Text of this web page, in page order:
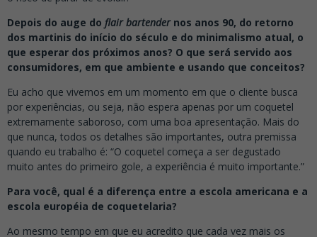
Depois do auge do flair bartendernos anos 90, do retorno
dos martinis do início do século e do minimalismo atual, o
que esperar dos próximos anos? O que será servido aos
consumidores, em que ambiente e usando que conceitos?
Eu acho que vivemos em um momento em que o cliente busca
por experiências, ou seja, não espera apenas por um coquetel
extremamente saboroso, com uma boa apresentação. Mais do
que nunca, todos os detalhes são importantes, outra premissa
quando eu trabalho é: “O coquetel começa a ser degustado
muito antes do primeiro gole, a experiência é muito importante.”
Para você, qual é a diferença entre a escola americana e a
escola européia de coquetelaria?
Ao mesmo tempo em que eu acredito que cada vez mais os